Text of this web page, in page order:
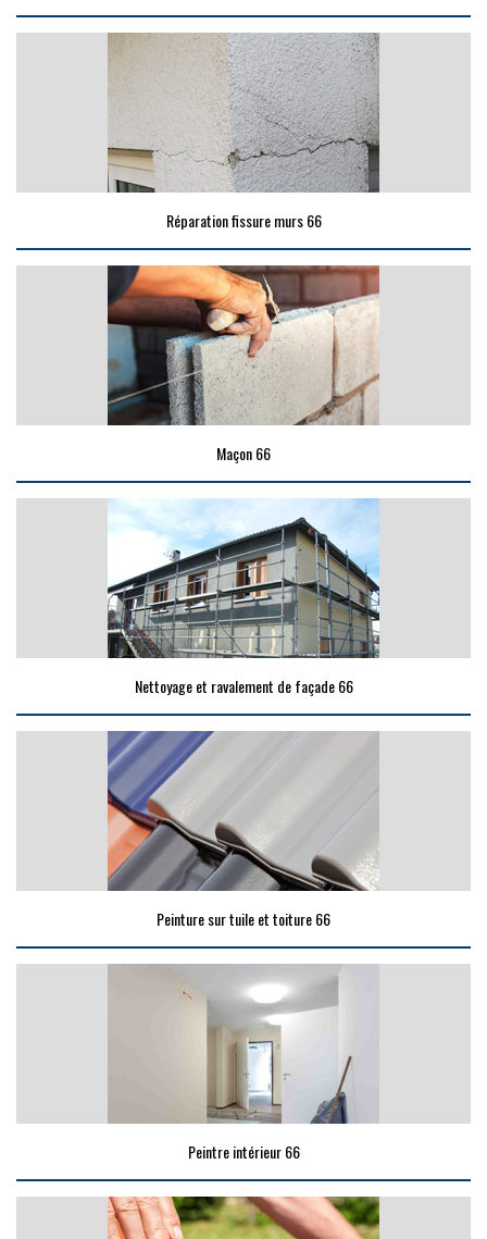
Réparation fissure murs 66
Maçon 66
Nettoyage et ravalement de façade 66
Peinture sur tuile et toiture 66
Peintre intérieur 66